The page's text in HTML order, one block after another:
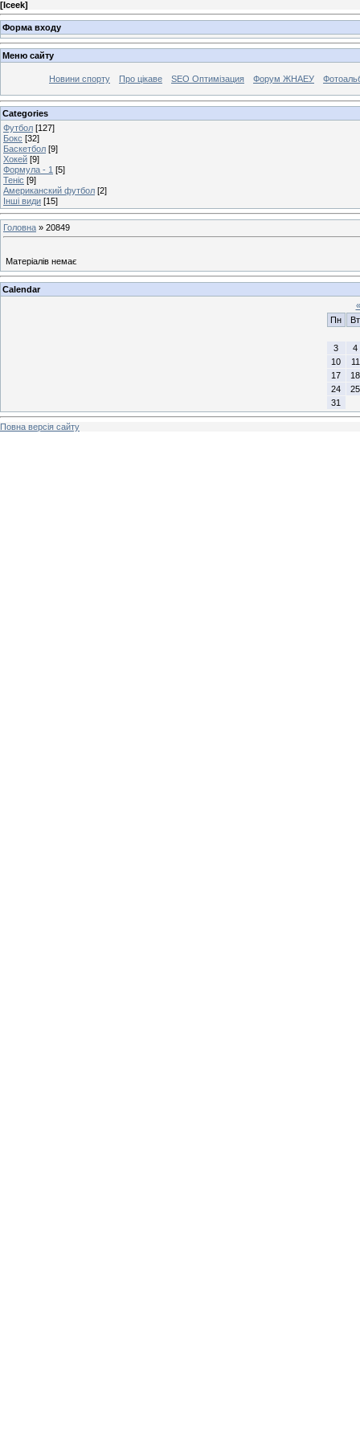
[Iceek]
Форма входу
Меню сайту
Новини спорту Про цікаве SEO Оптимізация Форум ЖНАЕУ
Categories
Футбол [127]
Бокс [32]
Баскетбол [9]
Хокей [9]
Формула - 1 [5]
Теніс [9]
Американский футбол [2]
Інші види [15]
Головна » 20849
Матеріалів немає
Calendar
«
Пн
Вт
3
4
10
11
17
18
24
25
31
Повна версія сайту